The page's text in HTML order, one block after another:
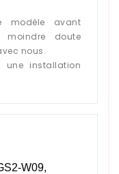
modèle avant
doute
nous.
une installation
W09,